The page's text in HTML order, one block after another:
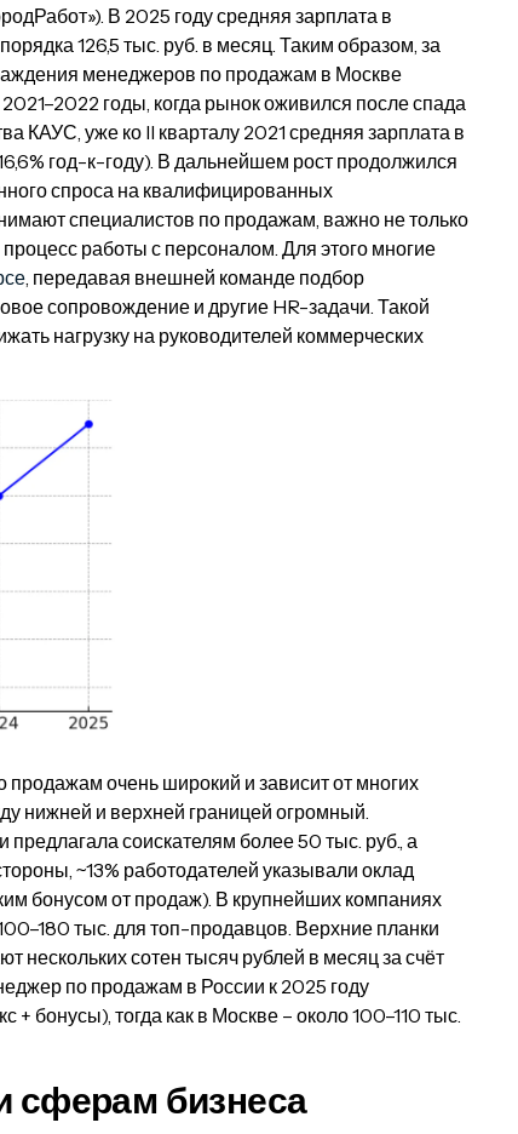
В 2025 году средняя зарплата в
126,5 тыс. руб. в месяц. Таким образом, за
менеджеров по продажам в Москве
годы, когда рынок оживился после спада
КАУС, уже ко II кварталу 2021 средняя зарплата в
год-к-году). В дальнейшем рост продолжился
спроса на квалифицированных
специалистов по продажам, важно не только
работы с персоналом. Для этого многие
, передавая внешней команде подбор
сопровождение и другие HR-задачи. Такой
нагрузку на руководителей коммерческих
очень широкий и зависит от многих
нижней и верхней границей огромный.
соискателям более 50 тыс. руб., а
~13% работодателей указывали оклад
бонусом от продаж). В крупнейших компаниях
тыс. для топ-продавцов. Верхние планки
сотен тысяч рублей в месяц за счёт
по продажам в России к 2025 году
бонусы), тогда как в Москве – около 100–110 тыс.
сферам бизнеса